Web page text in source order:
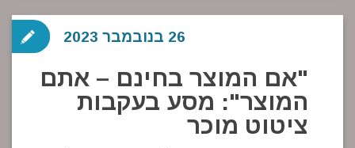
"אם המוצר בחינם – אתם
המוצר": מסע בעקבות
ציטוט מוכר
26 בנובמבר 2023